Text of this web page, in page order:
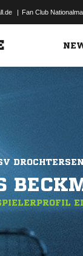
| Fan Club